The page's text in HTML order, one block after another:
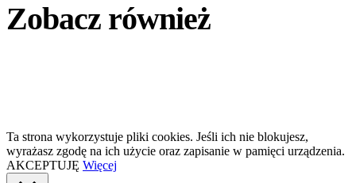
Zobacz również
Ta strona wykorzystuje pliki cookies. Jeśli ich nie blokujesz,
wyrażasz zgodę na ich użycie oraz zapisanie w pamięci urządzenia.
AKCEPTUJĘ Więcej